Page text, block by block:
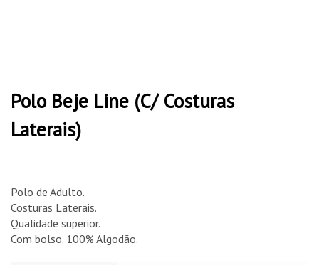
Polo Beje Line (C/ Costuras
Laterais)
Polo de Adulto.
Costuras Laterais.
Qualidade superior.
Com bolso. 100% Algodão.